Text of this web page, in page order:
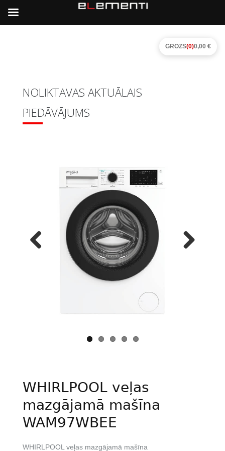
NOLIKTAVAS AKTUĀLAIS
PIEDĀVĀJUMS
WHIRLPOOL veļas
mazgājamā mašīna
WAM97WBEE
WHIRLPOOL veļas mazgājamā mašīna
GROZS(0)0,00 €